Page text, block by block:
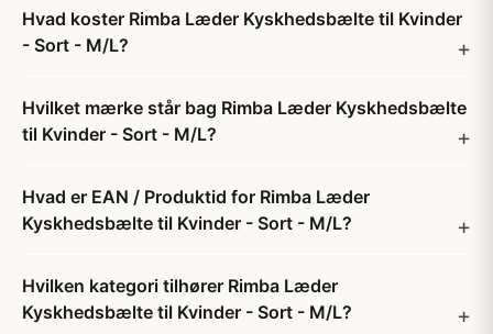
Hvad koster Rimba Læder Kyskhedsbælte til Kvinder
- Sort - M/L?
Hvilket mærke står bag Rimba Læder Kyskhedsbælte
til Kvinder - Sort - M/L?
Hvad er EAN / Produktid for Rimba Læder
Kyskhedsbælte til Kvinder - Sort - M/L?
Hvilken kategori tilhører Rimba Læder
Kyskhedsbælte til Kvinder - Sort - M/L?